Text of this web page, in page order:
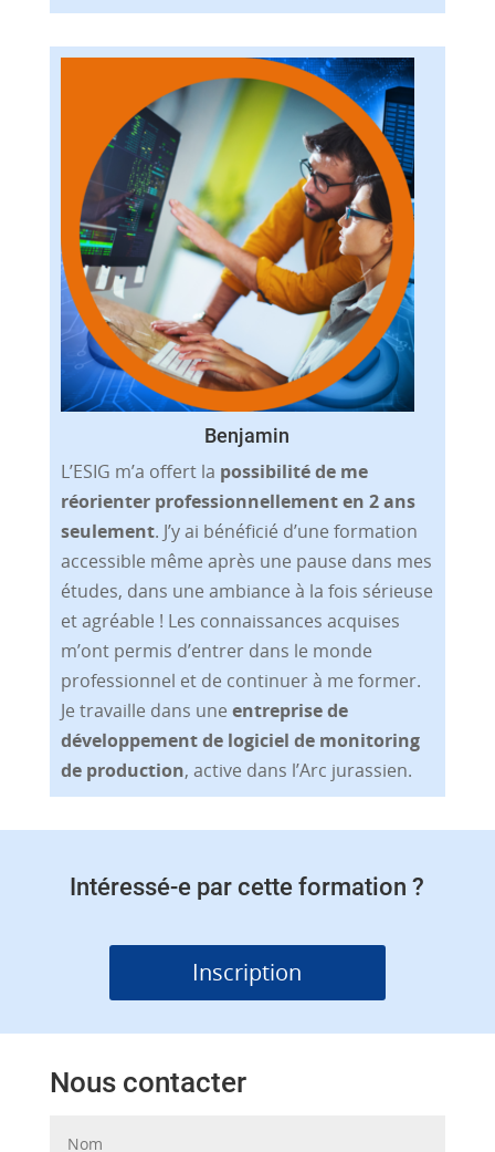
Benjamin
L’ESIG m’a offert la possibilité de me
réorienter professionnellement en 2 ans
seulement. J’y ai bénéficié d’une formation
accessible même après une pause dans mes
études, dans une ambiance à la fois sérieuse
et agréable ! Les connaissances acquises
m’ont permis d’entrer dans le monde
professionnel et de continuer à me former.
Je travaille dans une entreprise de
développement de logiciel de monitoring
de production, active dans l’Arc jurassien.
Intéressé-e par cette formation ?
Inscription
Nous contacter